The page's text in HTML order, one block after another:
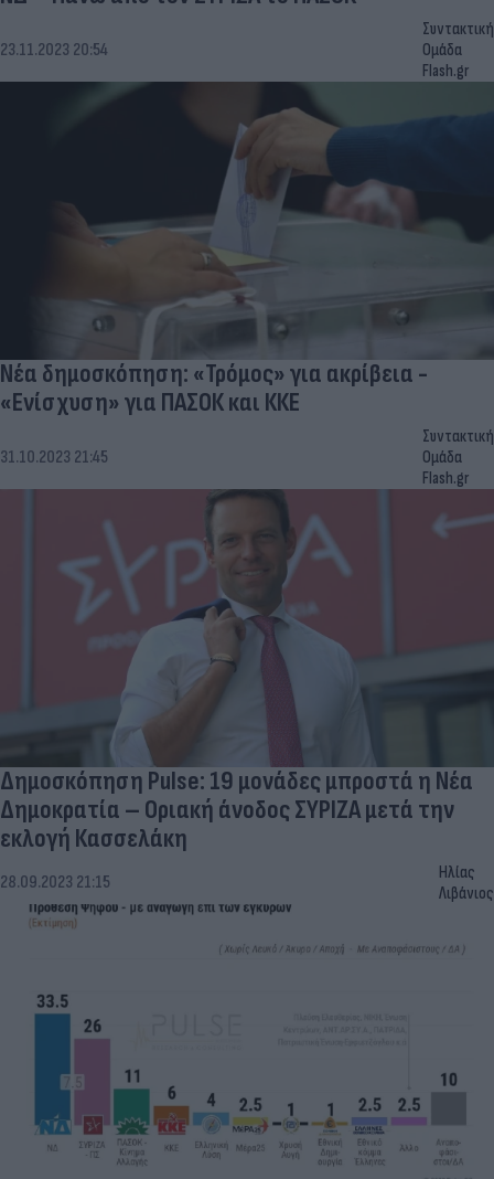
23.11.2023 20:54
Συντακτική
Ομάδα
Flash.gr
Νέα δημοσκόπηση: «Τρόμος» για ακρίβεια -
«Ενίσχυση» για ΠΑΣΟΚ και ΚΚΕ
31.10.2023 21:45
Συντακτική
Ομάδα
Flash.gr
Δημοσκόπηση Pulse: 19 μονάδες μπροστά η Νέα
Δημοκρατία – Οριακή άνοδος ΣΥΡΙΖΑ μετά την
εκλογή Κασσελάκη
28.09.2023 21:15
Ηλίας
Λιβάνιος